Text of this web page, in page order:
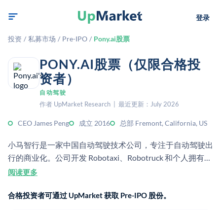
登录
投资 / 私募市场 / Pre-IPO / Pony.ai股票
PONY.AI股票（仅限合格投
资者）
自动驾驶
作者 UpMarket Research | 最近更新：July 2026
CEO James Peng 成立 2016 总部 Fremont, California, US
小马智行是一家中国自动驾驶技术公司，专注于自动驾驶出
行的商业化。公司开发 Robotaxi、Robotruck 和个人拥有车
辆系统，部署于美国和中国。
阅读更多
合格投资者可通过 UpMarket 获取 Pre-IPO 股份。